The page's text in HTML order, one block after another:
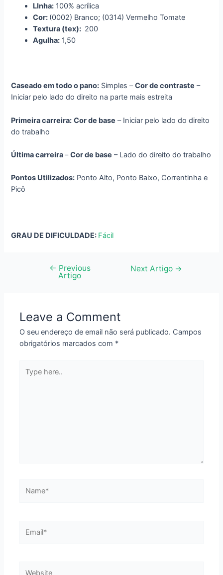
LInha: 100% acrílica
Cor: (0002) Branco; (0314) Vermelho Tomate
Textura (tex): 200
Agulha: 1,50
Caseado em todo o pano: Simples –Cor de contraste –
Iniciar pelo lado do direito na parte mais estreita
Primeira carreira: Cor de base – Iniciar pelo lado do direito
do trabalho
Última carreira–Cor de base – Lado do direito do trabalho
Pontos Utilizados: Ponto Alto, Ponto Baixo, Correntinha e
Picô
GRAU DE DIFICULDADE: Fácil
Navegação
← Previous
Artigo
Next Artigo →
Leave a Comment
O seu endereço de email não será publicado. Campos
obrigatórios marcados com *
here..